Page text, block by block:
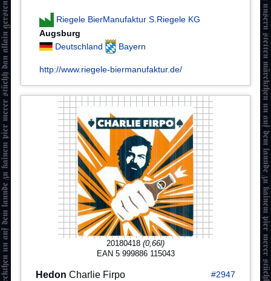
Riegele BierManufaktur S.Riegele KG
Augsburg
Deutschland
Bayern
http://www.riegele-biermanufaktur.de/
20180418 (0,66l)
EAN 5 999886 115043
Hedon Charlie Firpo #2947